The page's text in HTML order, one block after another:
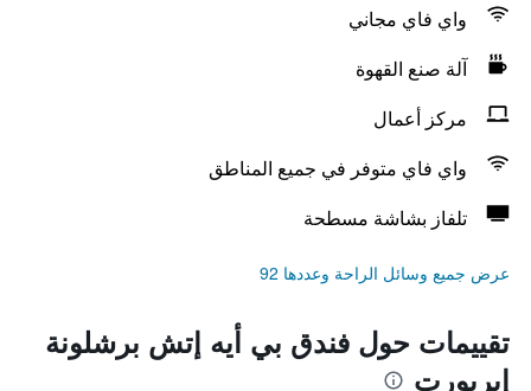
واي فاي مجاني
آلة صنع القهوة
مركز أعمال
واي فاي متوفر في جميع المناطق
تلفاز بشاشة مسطحة
عرض جميع وسائل الراحة وعددها 92
تقييمات حول فندق بي أيه إتش برشلونة
إيربورت